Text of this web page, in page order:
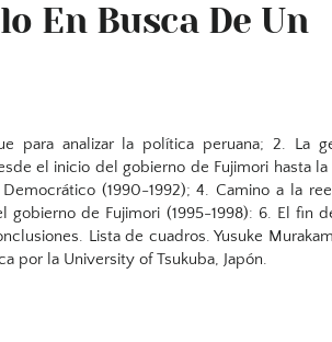
En Busca De Un
para analizar la política peruana; 2. La
el inicio del gobierno de Fujimori hasta la
(1990-1992); 4. Camino a la
gobierno de Fujimori (1995-1998): 6. El fin
Lista de cuadros. Yusuke
por la University of Tsukuba, Japón.